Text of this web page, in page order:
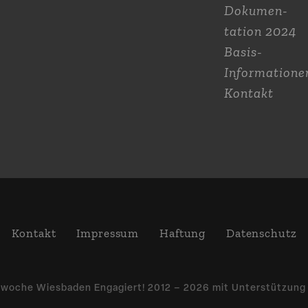
Dokumen­
tation 2024
Basis-
Kontakt
Kontakt Impressum Haftung Daten­schutz
Wiesbaden Engagiert! 2012 – 2026 mit Unter­stützung